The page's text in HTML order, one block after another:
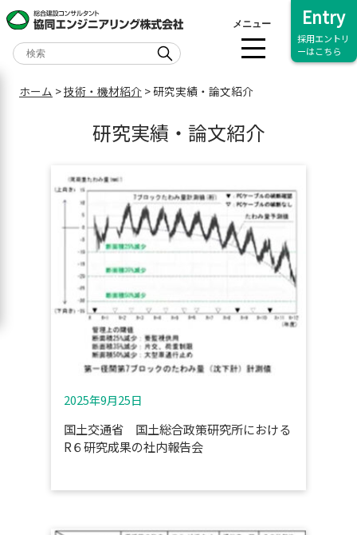
メニュー Entry
採用エントリ
ーはこちら
ホーム >技術・機材紹介 >研究実績・論文紹介
研究実績・論文紹介
2025年9月25日
国土交通省 国土総合政策研究所における
R６研究成果の社内報告会